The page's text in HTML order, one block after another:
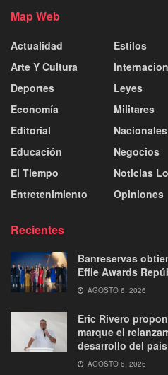
Map Web
Actualidad
Arte Y Cultura
Deportes
Economía
Editorial
Educación
El Tiempo
Entretenimiento
Estilos
Leyes
Militares
Nacionales
Negocios
Noticias
Opiniones
Recientes
Banreservas
Effie Awards
AGOSTO 6, 2026
Eric Rivero
marque el
desarrollo del país
AGOSTO 6, 2026